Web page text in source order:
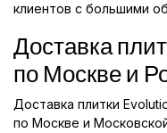
клиентов с большими
Доставка
по Москве и
Доставка плитки
по Москве и